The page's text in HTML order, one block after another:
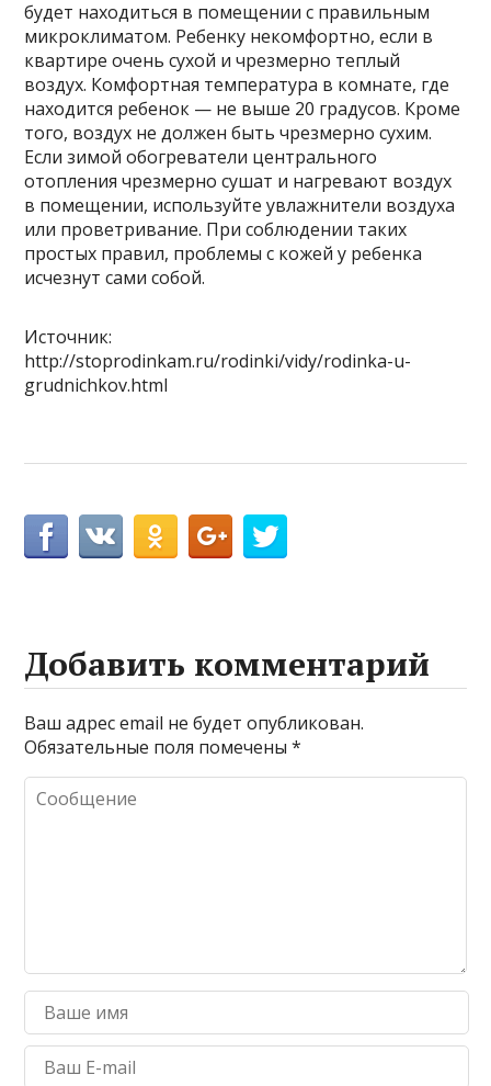
будет находиться в помещении с правильным
микроклиматом. Ребенку некомфортно, если в
квартире очень сухой и чрезмерно теплый
воздух. Комфортная температура в комнате, где
находится ребенок — не выше 20 градусов. Кроме
того, воздух не должен быть чрезмерно сухим.
Если зимой обогреватели центрального
отопления чрезмерно сушат и нагревают воздух
в помещении, используйте увлажнители воздуха
или проветривание. При соблюдении таких
простых правил, проблемы с кожей у ребенка
исчезнут сами собой.
Источник:
http://stoprodinkam.ru/rodinki/vidy/rodinka-u-
grudnichkov.html
Добавить комментарий
Ваш адрес email не будет опубликован.
Обязательные поля помечены*